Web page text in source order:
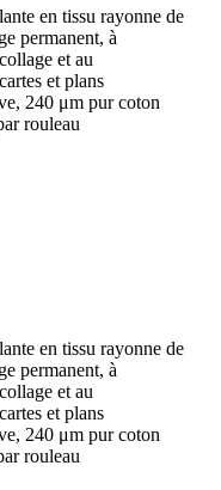
en tissu rayonne de
permanent, à
et au
et plans
240 μm pur coton
rouleau
en tissu rayonne de
permanent, à
et au
et plans
240 μm pur coton
rouleau